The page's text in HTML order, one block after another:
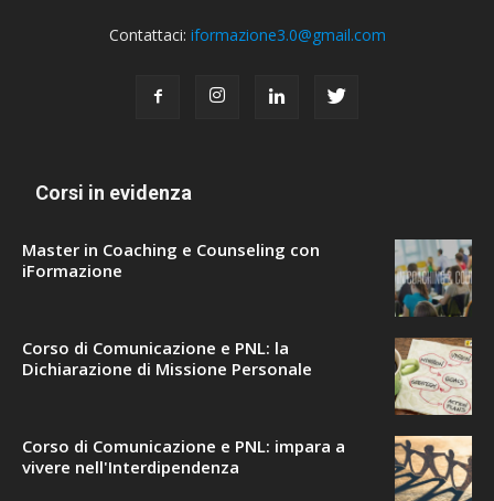
Contattaci: iformazione3.0@gmail.com
Corsi in evidenza
Master in Coaching e Counseling con
iFormazione
Corso di Comunicazione e PNL: la
Dichiarazione di Missione Personale
Corso di Comunicazione e PNL: impara a
vivere nell'Interdipendenza